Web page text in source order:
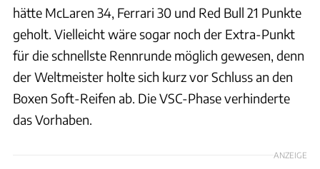
hätte McLaren 34, Ferrari 30 und Red Bull 21 Punkte
geholt. Vielleicht wäre sogar noch der Extra-Punkt
für die schnellste Rennrunde möglich gewesen, denn
der Weltmeister holte sich kurz vor Schluss an den
Boxen Soft-Reifen ab. Die VSC-Phase verhinderte
das Vorhaben.
ANZEIGE